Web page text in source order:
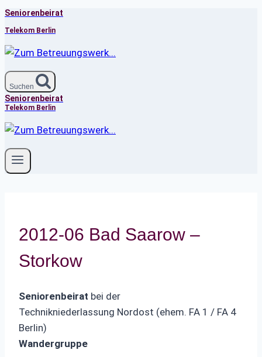
Zum
Inhalt
springen
Seniorenbeirat
Telekom Berlin
Suchen
Seniorenbeirat
Telekom Berlin
2012-06 Bad Saarow –
Storkow
Seniorenbeirat bei der
Technikniederlassung Nordost (ehem. FA 1 / FA 4
Berlin)
Wandergruppe